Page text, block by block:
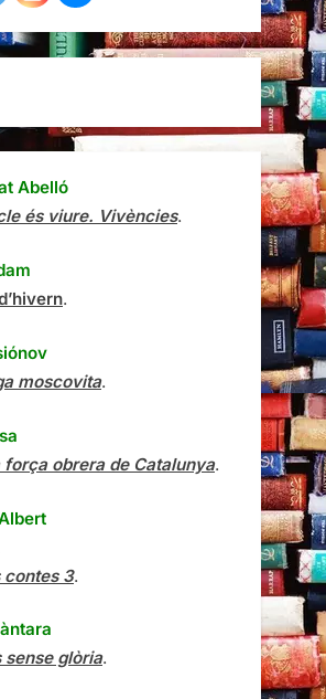
Abelló
és viure. Vivències.
.
moscovita.
força obrera de Catalunya.
contes 3.
sense glòria.